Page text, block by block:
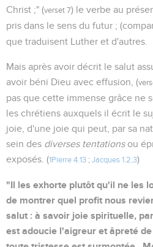
Christ ;" (verset 7) le verbe au
pris dans le sens du futur ;
que traduisent Luther et d'autres.
Mais après avoir décrit le salut
avoir béni Dieu avec effusion, (
pas que cette immense grâce ne
les chrétiens auxquels il écrit le
joie, d'une joie qui peut, par sa
sein des diverses tentationsou
exposés. (1Pierre 4.13 ; Jacques 1.2,3)
"Il les exhorte plutôt qu'il ne les
de montrer quel profit nous
salut : à savoir joie spirituelle,
est adoucie l'aigreur et âpreté